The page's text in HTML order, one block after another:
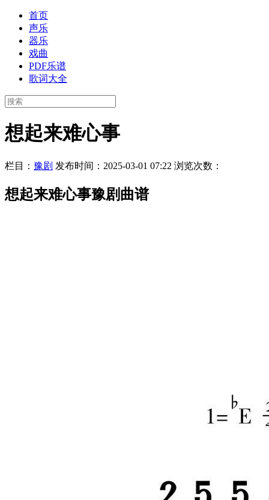
首页
声乐
器乐
戏曲
PDF乐谱
歌词大全
想起来难心事
栏目： 豫剧 发布时间：2025-03-01 07:22 浏览次数：
想起来难心事豫剧曲谱